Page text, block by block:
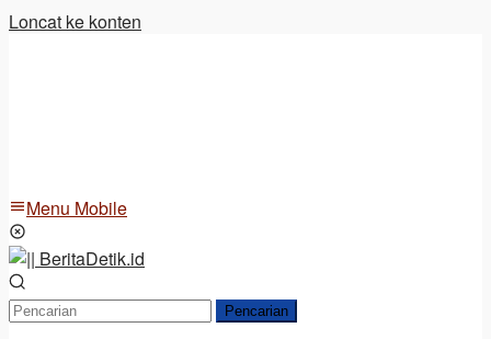
Loncat ke konten
Menu Mobile
Pencarian